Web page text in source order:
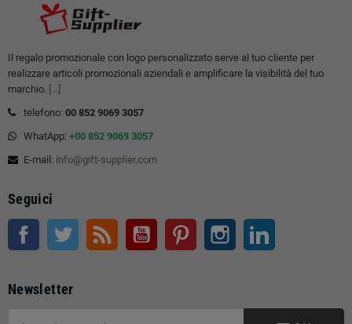
Il regalo promozionale con logo personalizzato serve al tuo cliente per
realizzare articoli promozionali aziendali e amplificare la visibilità del tuo
marchio. [...]
telefono: 00 852 9069 3057
WhatApp: +00 852 9069 3057
E-mail: info@gift-supplier.com
Seguici
Facebook Twitter RSS Youtube Pinterest Instagram
Newsletter